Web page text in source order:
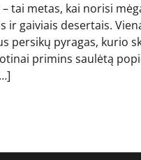
– tai metas, kai norisi
ir gaiviais desertais.
persikų pyragas, kurio
primins saulėtą